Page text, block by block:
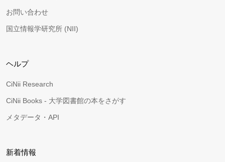
お問い合わせ
国立情報学研究所 (NII)
ヘルプ
CiNii Research
CiNii Books - 大学図書館の本をさがす
メタデータ・API
新着情報